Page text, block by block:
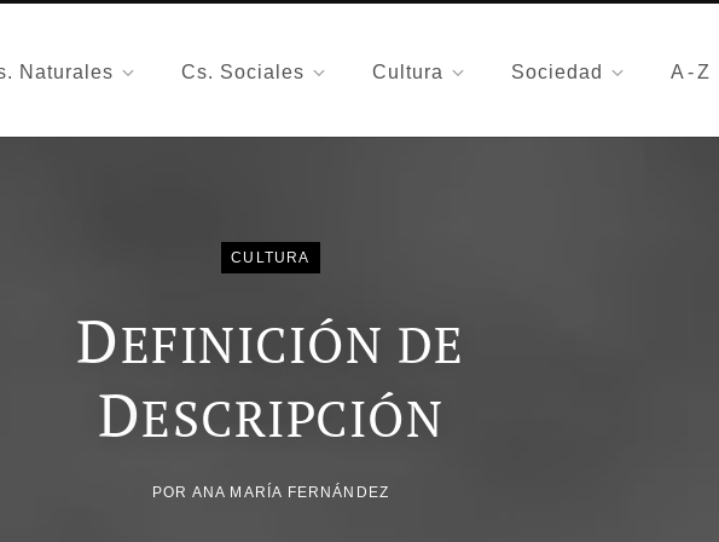
Naturales Cs. Sociales Cultura Sociedad A-Z
CULTURA
DEFINICIÓN DE
DESCRIPCIÓN
POR ANA MARÍA FERNÁNDEZ